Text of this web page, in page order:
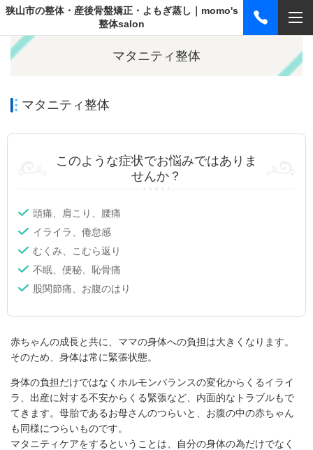
狭山市の整体・産後骨盤矯正・よもぎ蒸し｜momo's
整体salon
マタニティ整体
マタニティ整体
このような症状でお悩みではありま
せんか？
頭痛、肩こり、腰痛
イライラ、倦怠感
むくみ、こむら返り
不眠、便秘、恥骨痛
股関節痛、お腹のはり
赤ちゃんの成長と共に、ママの身体への負担は大きくなります。
そのため、身体は常に緊張状態。
身体の負担だけではなくホルモンバランスの変化からくるイライ
ラ、出産に対する不安からくる緊張など、内面的なトラブルもで
てきます。母胎であるお母さんのつらいと、お腹の中の赤ちゃん
も同様につらいものです。
マタニティケアをするということは、自分の身体の為だけでなく